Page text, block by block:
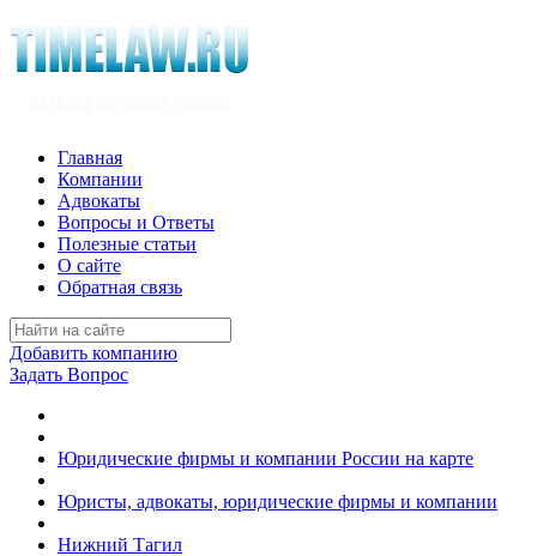
Главная
Компании
Адвокаты
Вопросы и Ответы
Полезные статьи
О сайте
Обратная связь
Добавить компанию
Задать Вопрос
Юридические фирмы и компании России на карте
Юристы, адвокаты, юридические фирмы и компании
Нижний Тагил